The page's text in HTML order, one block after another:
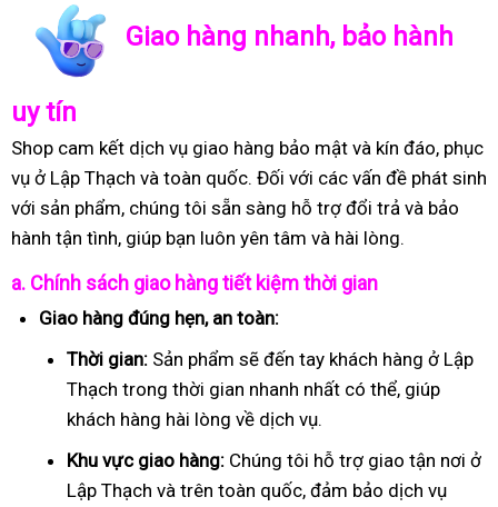
Giao hàng nhanh, bảo hành
uy tín
Shop cam kết dịch vụ giao hàng bảo mật và kín đáo, phục
vụ ở Lập Thạch và toàn quốc. Đối với các vấn đề phát sinh
với sản phẩm, chúng tôi sẵn sàng hỗ trợ đổi trả và bảo
hành tận tình, giúp bạn luôn yên tâm và hài lòng.
a. Chính sách giao hàng tiết kiệm thời gian
Giao hàng đúng hẹn, an toàn:
Thời gian: Sản phẩm sẽ đến tay khách hàng ở Lập
Thạch trong thời gian nhanh nhất có thể, giúp
khách hàng hài lòng về dịch vụ.
Khu vực giao hàng: Chúng tôi hỗ trợ giao tận nơi ở
Lập Thạch và trên toàn quốc, đảm bảo dịch vụ